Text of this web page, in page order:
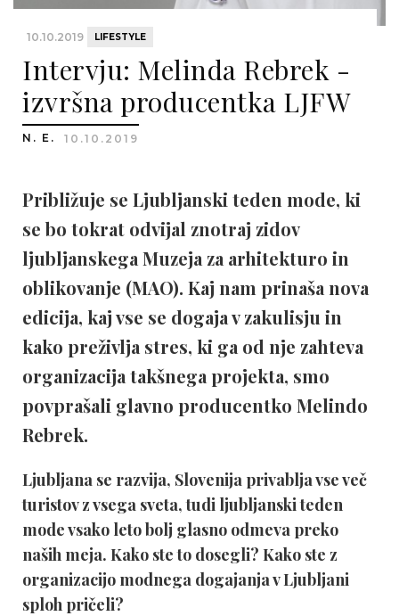
10.10.2019 LIFESTYLE
Intervju: Melinda Rebrek -
izvršna producentka LJFW
N. E. 10.10.2019
Približuje se Ljubljanski teden mode, ki
se bo tokrat odvijal znotraj zidov
ljubljanskega Muzeja za arhitekturo in
oblikovanje (MAO). Kaj nam prinaša nova
edicija, kaj vse se dogaja v zakulisju in
kako preživlja stres, ki ga od nje zahteva
organizacija takšnega projekta, smo
povprašali glavno producentko Melindo
Rebrek.
Ljubljana se razvija, Slovenija privablja vse več
turistov z vsega sveta, tudi ljubljanski teden
mode vsako leto bolj glasno odmeva preko
naših meja. Kako ste to dosegli? Kako ste z
organizacijo modnega dogajanja v Ljubljani
sploh pričeli?